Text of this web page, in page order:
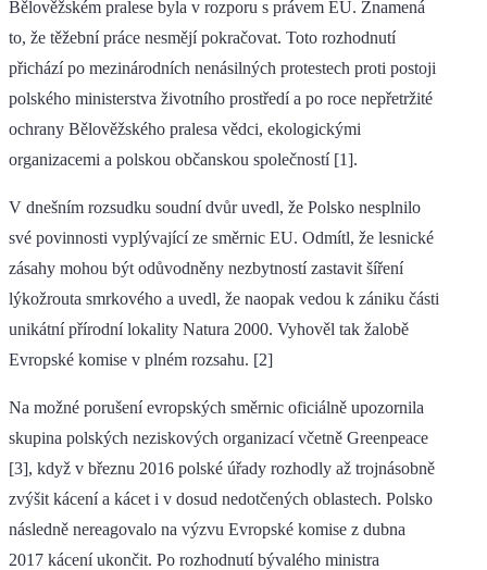
Bělověžském pralese byla v rozporu s právem EU. Znamená
to, že těžební práce nesmějí pokračovat. Toto rozhodnutí
přichází po mezinárodních nenásilných protestech proti postoji
polského ministerstva životního prostředí a po roce nepřetržité
ochrany Bělověžského pralesa vědci, ekologickými
organizacemi a polskou občanskou společností [1].
V dnešním rozsudku soudní dvůr uvedl, že Polsko nesplnilo
své povinnosti vyplývající ze směrnic EU. Odmítl, že lesnické
zásahy mohou být odůvodněny nezbytností zastavit šíření
lýkožrouta smrkového a uvedl, že naopak vedou k zániku části
unikátní přírodní lokality Natura 2000. Vyhověl tak žalobě
Evropské komise v plném rozsahu. [2]
Na možné porušení evropských směrnic oficiálně upozornila
skupina polských neziskových organizací včetně Greenpeace
[3], když v březnu 2016 polské úřady rozhodly až trojnásobně
zvýšit kácení a kácet i v dosud nedotčených oblastech. Polsko
následně nereagovalo na výzvu Evropské komise z dubna
2017 kácení ukončit. Po rozhodnutí bývalého ministra